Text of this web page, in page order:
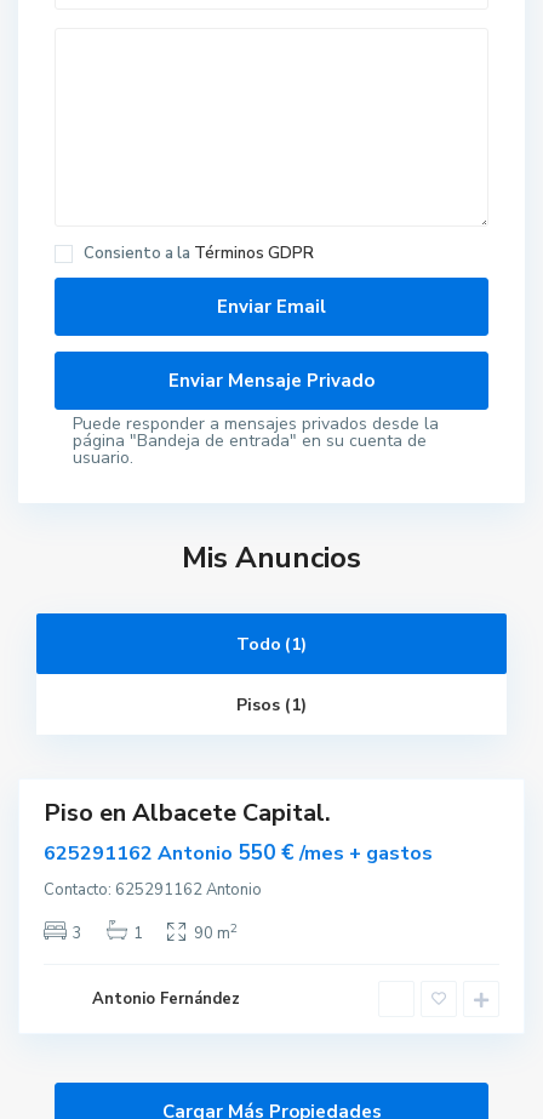
Consiento a la Términos GDPR
Puede responder a mensajes privados desde la
página "Bandeja de entrada" en su cuenta de
usuario.
Mis Anuncios
Todo (1)
Pisos (1)
b
Piso en Albacete Capital.
625291162 Antonio 550 €/mes + gastos
Contacto: 625291162 Antonio
3
1 90 m2
Antonio Fernández